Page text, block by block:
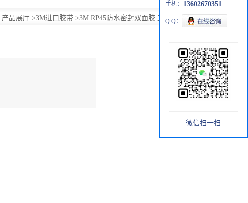
产品展厅 >3M进口胶带 >3M RP45防水密封双面胶 工艺品底座背胶
手机： 13602670351
Q Q：
微信扫一扫